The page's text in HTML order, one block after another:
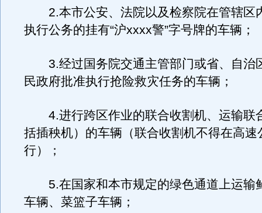
2.本市公安、法院以及检察院在管辖区
执行公务的挂有“沪xxxx警”字号牌的车辆；
3.经过国务院交通主管部门或省、自治
民政府批准执行抢险救灾任务的车辆；
4.进行跨区作业的联合收割机、运输联
括插秧机）的车辆（联合收割机不得在高速
行）；
5.在国家和本市规定的绿色通道上运输
车辆、菜篮子车辆；